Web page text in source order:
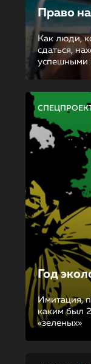
Право
Как люди,
сдаться,
успешными
Год
Имитация,
каким был
«зеленых»